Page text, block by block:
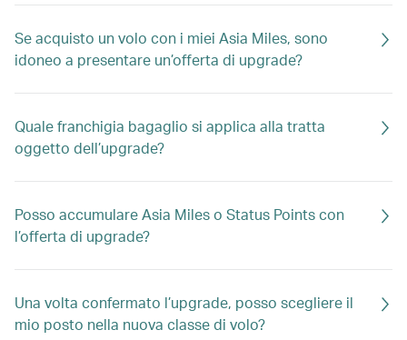
Se acquisto un volo con i miei Asia Miles, sono
idoneo a presentare un’offerta di upgrade?
Quale franchigia bagaglio si applica alla tratta
oggetto dell’upgrade?
Posso accumulare Asia Miles o Status Points con
l’offerta di upgrade?
Una volta confermato l’upgrade, posso scegliere il
mio posto nella nuova classe di volo?